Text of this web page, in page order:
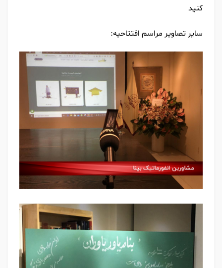
کنید
سایر تصاویر مراسم افتتاحیه: